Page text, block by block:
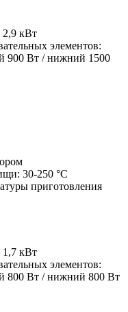
2,9 кВт
элементов:
900 Вт / нижний 1500
30-250 °C
приготовления
1,7 кВт
элементов:
800 Вт / нижний 800 Вт